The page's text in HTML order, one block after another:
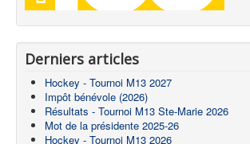
Derniers articles
Hockey - Tournoi M13 2027
Impôt bénévole (2026)
Résultats - Tournoi M13 Ste-Marie 2026
Mot de la présidente 2025-26
Hockey - Tournoi M13 2026